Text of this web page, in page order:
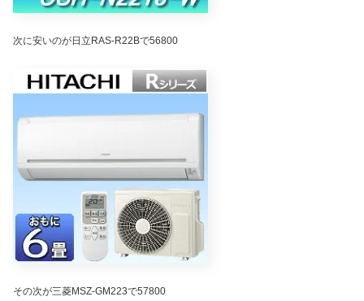
次に安いのが日立RAS-R22Bで56800
その次が三菱MSZ-GM223で57800